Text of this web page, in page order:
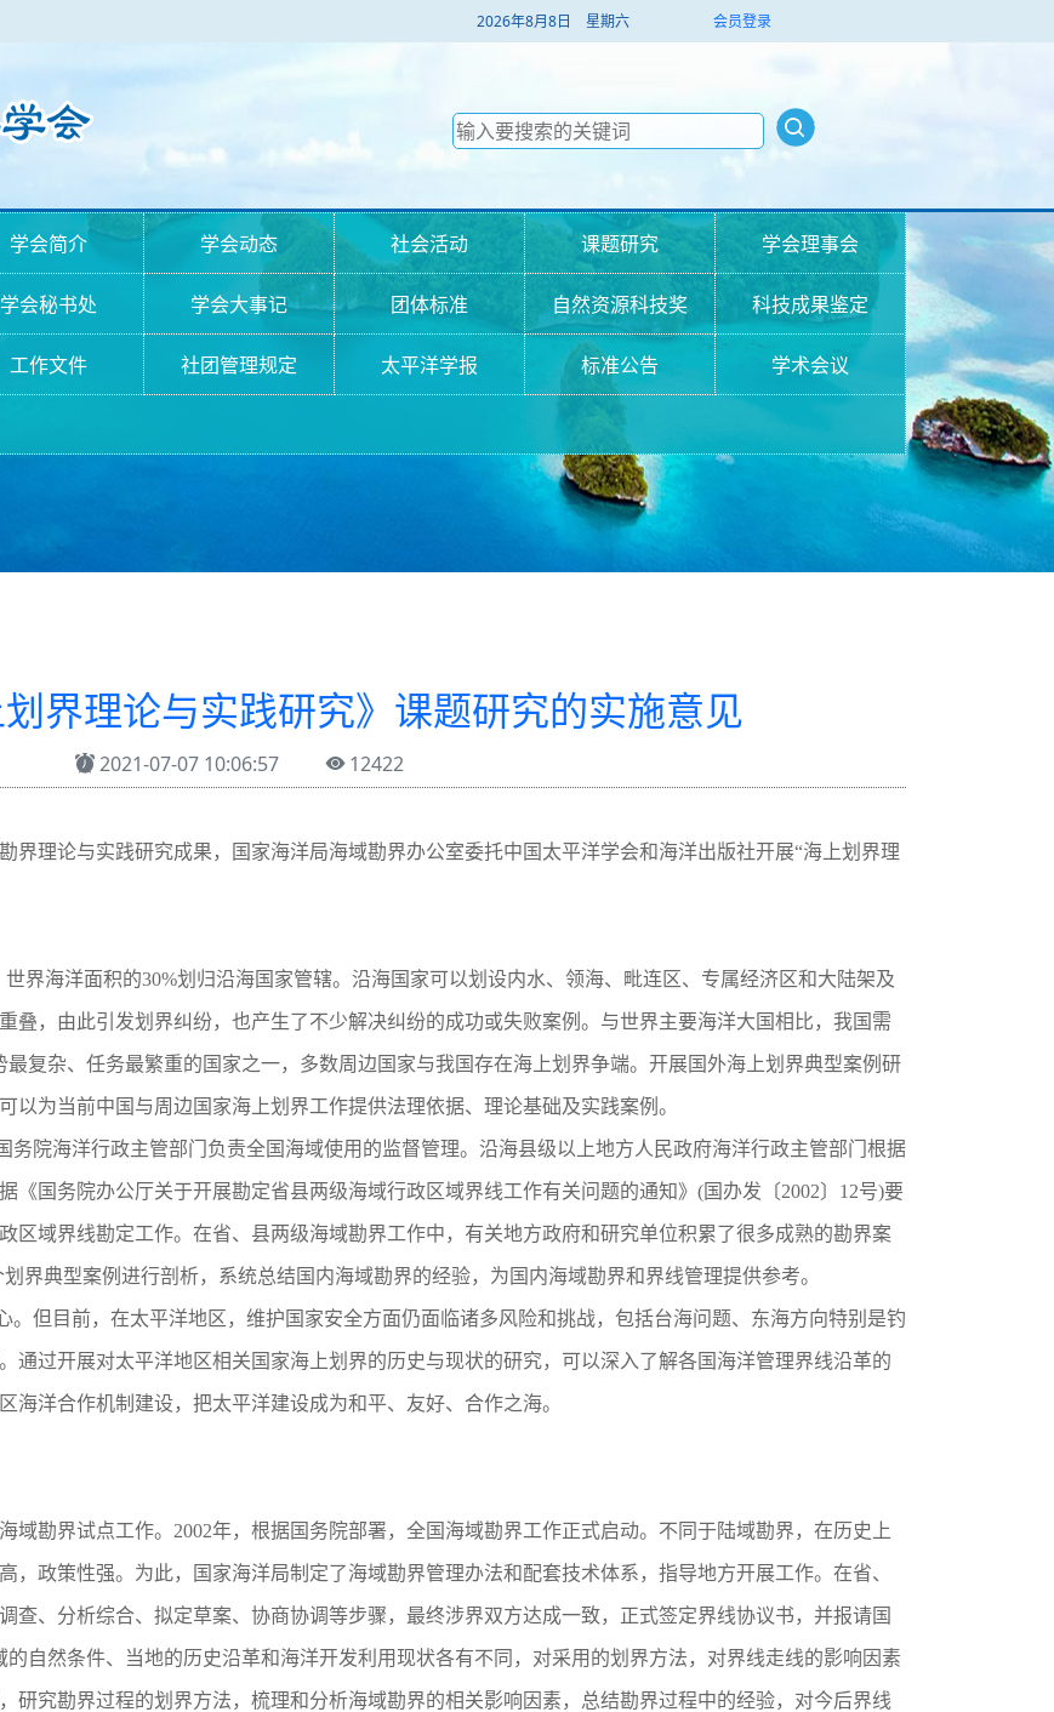
2026年8月8日 星期六 会员登录
学会简介 学会动态 社会活动 课题研究 学会理事会
学会秘书处 学会大事记 团体标准 自然资源科技奖 科技成果鉴定
工作文件 社团管理规定 太平洋学报 标准公告 学术会议
界理论与实践研究》课题研究的实施意见
2021-07-07 10:06:57 12422
界理论与实践研究成果，国家海洋局海域勘界办公室委托中国太平洋学会和海洋出版社开展“海上划界理
海洋面积的30%划归沿海国家管辖。沿海国家可以划设内水、领海、毗连区、专属经济区和大陆架及
叠，由此引发划界纠纷，也产生了不少解决纠纷的成功或失败案例。与世界主要海洋大国相比，我国需
复杂、任务最繁重的国家之一，多数周边国家与我国存在海上划界争端。开展国外海上划界典型案例研
以为当前中国与周边国家海上划界工作提供法理依据、理论基础及实践案例。
院海洋行政主管部门负责全国海域使用的监督管理。沿海县级以上地方人民政府海洋行政主管部门根据
《国务院办公厅关于开展勘定省县两级海域行政区域界线工作有关问题的通知》(国办发〔2002〕12号)要
区域界线勘定工作。在省、县两级海域勘界工作中，有关地方政府和研究单位积累了很多成熟的勘界案
界典型案例进行剖析，系统总结国内海域勘界的经验，为国内海域勘界和界线管理提供参考。
但目前，在太平洋地区，维护国家安全方面仍面临诸多风险和挑战，包括台海问题、东海方向特别是钓
通过开展对太平洋地区相关国家海上划界的历史与现状的研究，可以深入了解各国海洋管理界线沿革的
洋合作机制建设，把太平洋建设成为和平、友好、合作之海。
域勘界试点工作。2002年，根据国务院部署，全国海域勘界工作正式启动。不同于陆域勘界，在历史上
，政策性强。为此，国家海洋局制定了海域勘界管理办法和配套技术体系，指导地方开展工作。在省、
查、分析综合、拟定草案、协商协调等步骤，最终涉界双方达成一致，正式签定界线协议书，并报请国
自然条件、当地的历史沿革和海洋开发利用现状各有不同，对采用的划界方法，对界线走线的影响因素
研究勘界过程的划界方法，梳理和分析海域勘界的相关影响因素，总结勘界过程中的经验，对今后界线